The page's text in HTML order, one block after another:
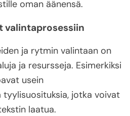
oman äänensä.
valintaprosessiin
ja rytmin valintaan on
ja resursseja. Esimerkiksi
usein
jotka voivat
laatua.